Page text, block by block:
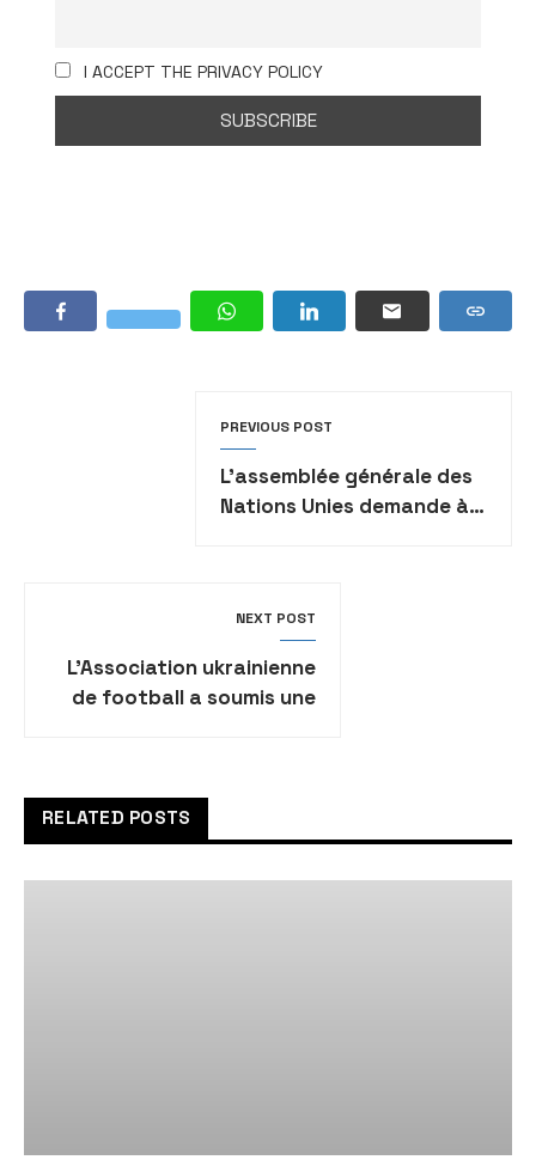
I ACCEPT THE PRIVACY POLICY
PREVIOUS POST
L’assemblée générale des
Nations Unies demande à
NEXT POST
L’Association ukrainienne
de football a soumis une
Coupe du monde au Qatar
RELATED POSTS